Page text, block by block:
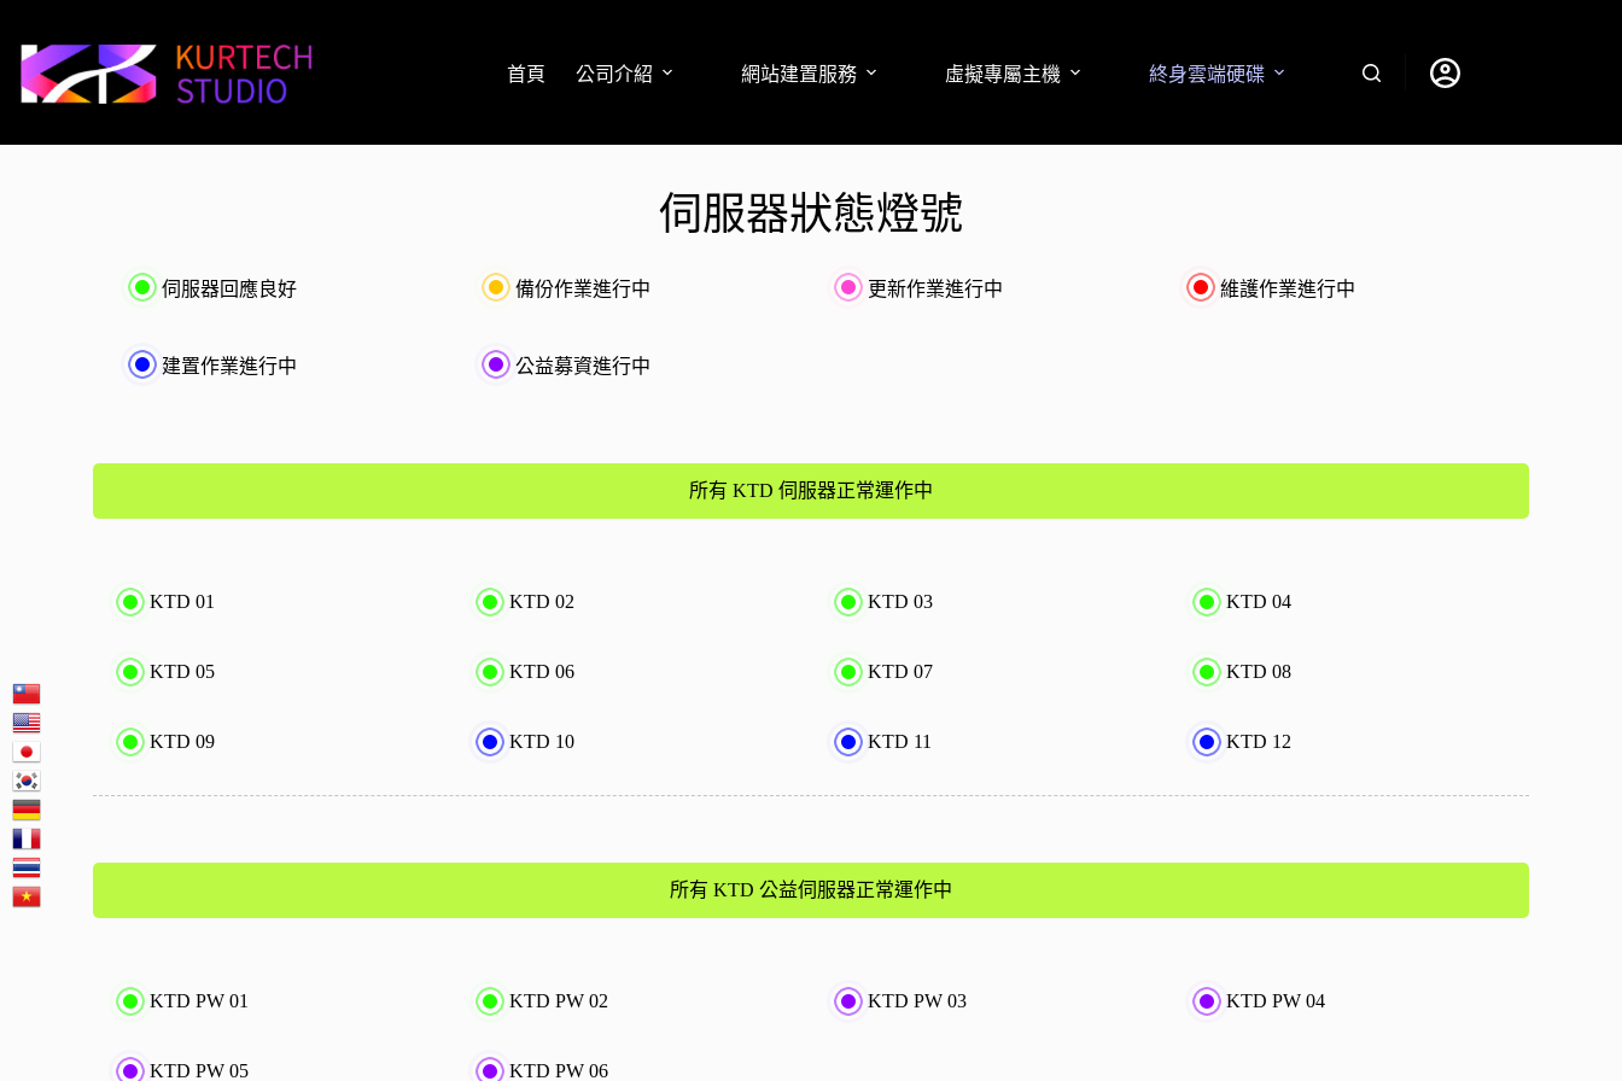
首頁 公司介紹 網站建置服務 虛擬專屬主機 終身雲端硬碟
伺服器狀態燈號
伺服器回應良好 備份作業進行中 更新作業進行中 維護作業進行中
建置作業進行中 公益募資進行中
所有 KTD 伺服器正常運作中
KTD 01 KTD 02 KTD 03 KTD 04
KTD 05 KTD 06 KTD 07 KTD 08
KTD 09 KTD 10 KTD 11 KTD 12
所有 KTD 公益伺服器正常運作中
KTD PW 01 KTD PW 02 KTD PW 03 KTD PW 04
KTD PW 05 KTD PW 06